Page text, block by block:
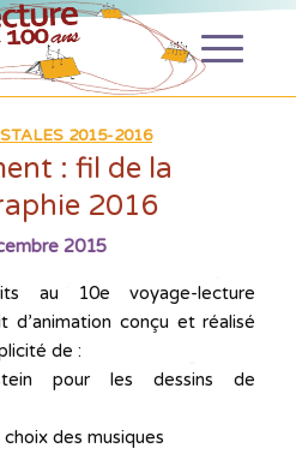
2015-2016
: fil de la
2016
2015
au 10e voyage-lecture
d’animation conçu et réalisé
de :
pour les dessins de
des musiques